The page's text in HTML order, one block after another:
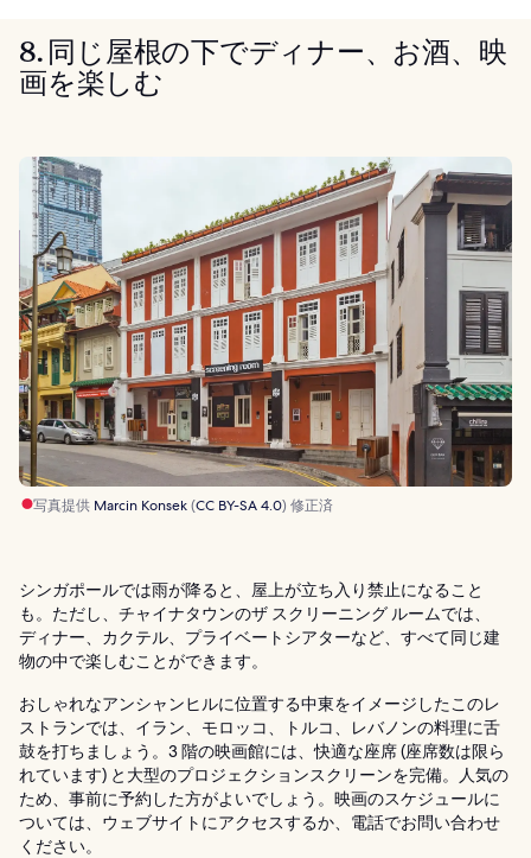
8. 同じ屋根の下でディナー、お酒、映
画を楽しむ
写真提供 Marcin Konsek(CC BY-SA 4.0) 修正済
シンガポールでは雨が降ると、屋上が立ち入り禁止になること
も。ただし、チャイナタウンのザ スクリーニング ルームでは、
ディナー、カクテル、プライベートシアターなど、すべて同じ建
物の中で楽しむことができます。
おしゃれなアンシャンヒルに位置する中東をイメージしたこのレ
ストランでは、イラン、モロッコ、トルコ、レバノンの料理に舌
鼓を打ちましょう。3 階の映画館には、快適な座席 (座席数は限ら
れています) と大型のプロジェクションスクリーンを完備。人気の
ため、事前に予約した方がよいでしょう。映画のスケジュールに
ついては、ウェブサイトにアクセスするか、電話でお問い合わせ
ください。